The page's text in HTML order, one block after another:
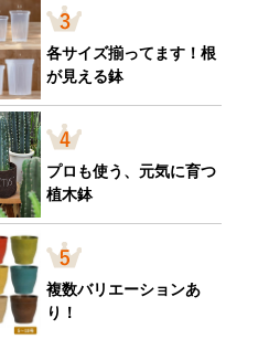
各サイズ揃ってます！根
が見える鉢
プロも使う、元気に育つ
植木鉢
複数バリエーションあ
り！